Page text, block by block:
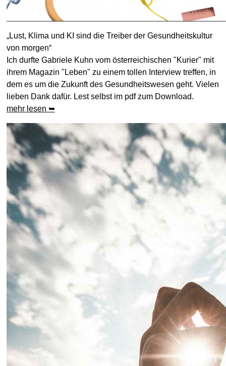
„Lust, Klima und KI sind die Treiber der Gesundheitskultur
von morgen“
Ich durfte Gabriele Kuhn vom österreichischen "Kurier" mit
ihrem Magazin "Leben" zu einem tollen Interview treffen, in
dem es um die Zukunft des Gesundheitswesen geht. Vielen
lieben Dank dafür. Lest selbst im pdf zum Download.
mehr lesen ➥